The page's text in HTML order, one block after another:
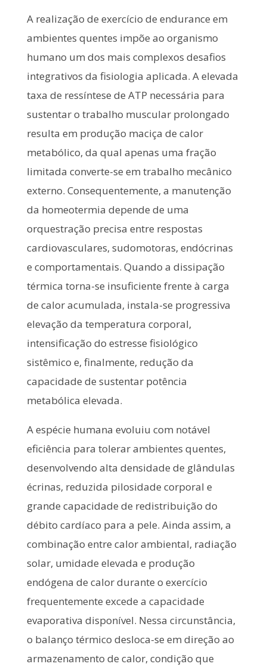
A realização de exercício de endurance em
ambientes quentes impõe ao organismo
humano um dos mais complexos desafios
integrativos da fisiologia aplicada. A elevada
taxa de ressíntese de ATP necessária para
sustentar o trabalho muscular prolongado
resulta em produção maciça de calor
metabólico, da qual apenas uma fração
limitada converte-se em trabalho mecânico
externo. Consequentemente, a manutenção
da homeotermia depende de uma
orquestração precisa entre respostas
cardiovasculares, sudomotoras, endócrinas
e comportamentais. Quando a dissipação
térmica torna-se insuficiente frente à carga
de calor acumulada, instala-se progressiva
elevação da temperatura corporal,
intensificação do estresse fisiológico
sistêmico e, finalmente, redução da
capacidade de sustentar potência
metabólica elevada.
A espécie humana evoluiu com notável
eficiência para tolerar ambientes quentes,
desenvolvendo alta densidade de glândulas
écrinas, reduzida pilosidade corporal e
grande capacidade de redistribuição do
débito cardíaco para a pele. Ainda assim, a
combinação entre calor ambiental, radiação
solar, umidade elevada e produção
endógena de calor durante o exercício
frequentemente excede a capacidade
evaporativa disponível. Nessa circunstância,
o balanço térmico desloca-se em direção ao
armazenamento de calor, condição que